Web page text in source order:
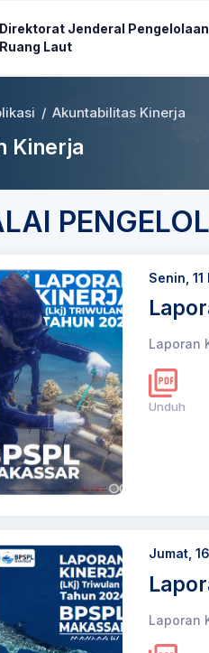
Direktorat Jenderal
Ruang Laut
/ Akuntabilitas Kinerja
Kinerja
Senin,
Laporan
Unduh
Jumat,
Laporan